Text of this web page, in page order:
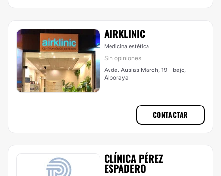
AIRKLINIC
Medicina estética
Sin opiniones
Avda. Ausias March, 19 - bajo,
Alboraya
CONTACTAR
CLÍNICA PÉREZ
ESPADERO